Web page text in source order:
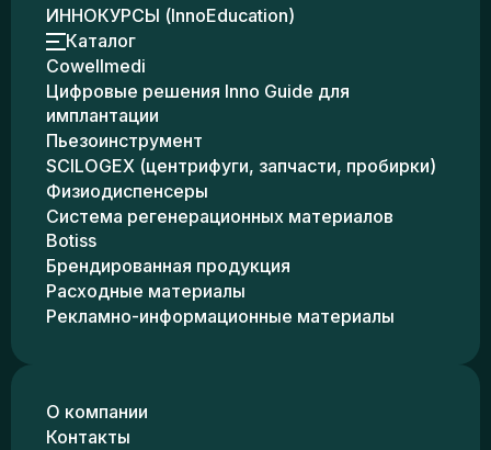
ИННОКУРСЫ (InnoEducation)
Каталог
Cowellmedi
Цифровые решения Inno Guide для
имплантации
Пьезоинструмент
SCILOGEX (центрифуги, запчасти, пробирки)
Физиодиспенсеры
Система регенерационных материалов
Botiss
Брендированная продукция
Расходные материалы
Рекламно-информационные материалы
О компании
Контакты